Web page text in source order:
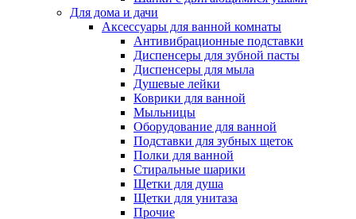
Для дома и дачи
Аксессуары для ванной комнаты
Антивибрационные подставки
Диспенсеры для зубной пасты
Диспенсеры для мыла
Душевые лейки
Коврики для ванной
Мыльницы
Оборудование для ванной
Подставки для зубных щеток
Полки для ванной
Стиральные шарики
Щетки для душа
Щетки для унитаза
Прочие